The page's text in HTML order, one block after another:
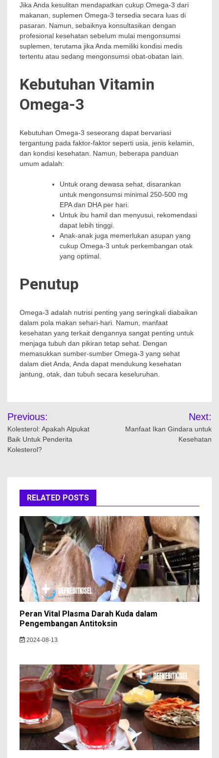
Jika Anda kesulitan mendapatkan cukup Omega-3 dari
makanan, suplemen Omega-3 tersedia secara luas di
pasaran. Namun, sebaiknya konsultasikan dengan
profesional kesehatan sebelum mulai mengonsumsi
suplemen, terutama jika Anda memiliki kondisi medis
tertentu atau sedang mengonsumsi obat-obatan lain.
Kebutuhan Vitamin
Omega-3
Kebutuhan Omega-3 seseorang dapat bervariasi
tergantung pada faktor-faktor seperti usia, jenis kelamin,
dan kondisi kesehatan. Namun, beberapa panduan
umum adalah:
Untuk orang dewasa sehat, disarankan
untuk mengonsumsi minimal 250-500 mg
EPA dan DHA per hari.
Untuk ibu hamil dan menyusui, rekomendasi
dapat lebih tinggi.
Anak-anak juga memerlukan asupan yang
cukup Omega-3 untuk perkembangan otak
yang optimal.
Penutup
Omega-3 adalah nutrisi penting yang seringkali diabaikan
dalam pola makan sehari-hari. Namun, manfaat
kesehatan yang terkait dengannya sangat penting untuk
menjaga tubuh dan pikiran tetap sehat. Dengan
memasukkan sumber-sumber Omega-3 yang sehat
dalam diet Anda, Anda dapat mendukung kesehatan
jantung, otak, dan tubuh secara keseluruhan.
Navigasi
pos
Previous:
Kolesterol: Apakah Alpukat
Baik Untuk Penderita
Kolesterol?
Next:
Manfaat Ikan Gindara untuk
Kesehatan
RELATED POSTS
Peran Vital Plasma Darah Kuda dalam
Pengembangan Antitoksin
2024-08-13